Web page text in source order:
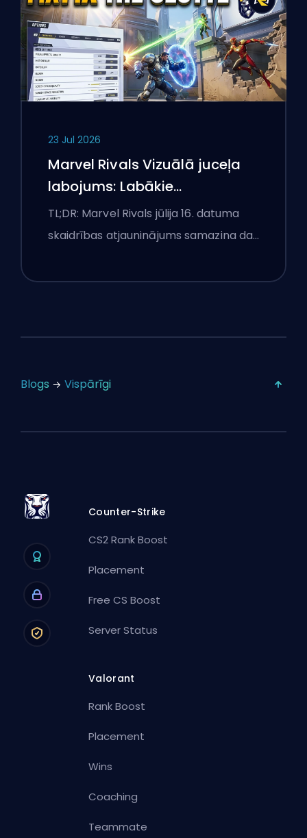
23 Jul 2026
Marvel Rivals Vizuālā juceļa
labojums: Labākie
konkurences iestatījumi pēc
jūlija 16. atjauninājuma
TL;DR: Marvel Rivals jūlija 16. datuma
skaidrības atjauninājums samazina da…
Blogs Vispārīgi
Counter-Strike
CS2 Rank Boost
Placement
Free CS Boost
Server Status
Valorant
Rank Boost
Placement
Wins
Coaching
Teammate